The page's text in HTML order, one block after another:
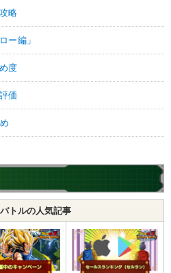
略
ー編」
度
価
バトルの人気記事